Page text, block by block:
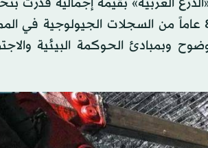
مليار دولار، وتطوير قاعدة البيانات الوطنية لعلوم الأرض التي تحتوي على 80 عاماً من السجلات
وبمبادئ الحوكمة البيئية